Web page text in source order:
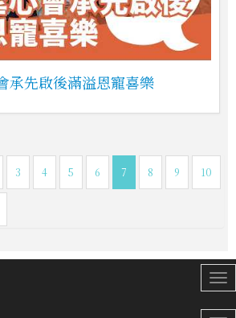
承先啟後滿溢恩寵喜樂
3 4 5 6 7 8 9 10